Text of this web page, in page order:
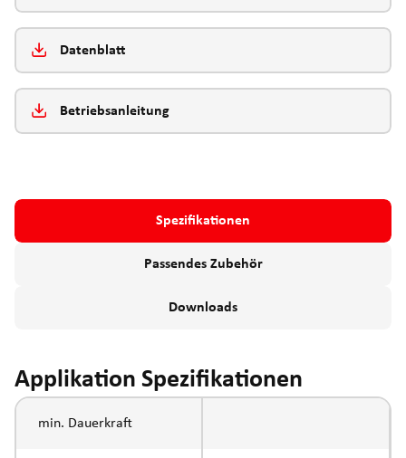
Datenblatt
Betriebsanleitung
Spezifikationen
Passendes Zubehör
Downloads
Applikation Spezifikationen
min. Dauerkraft